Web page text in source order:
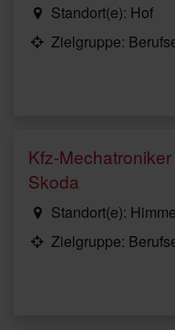
Standort(e): Hof
Zielgruppe:
Kfz-
Skoda
Standort(e):
Zielgruppe: